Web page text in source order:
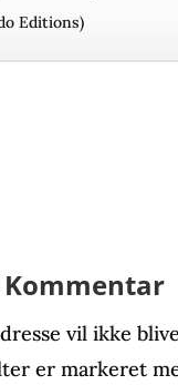
Editions)
Kommentar
vil ikke
er markeret